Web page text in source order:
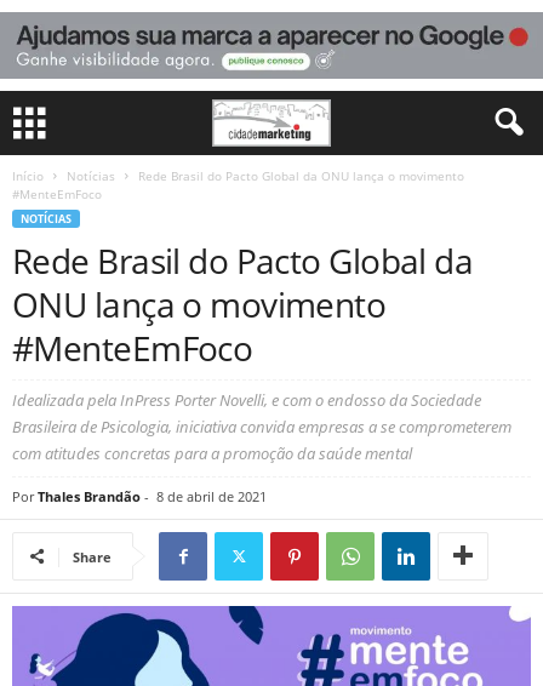
Início Notícias
Rede Brasil do Pacto Global da ONU lança o movimento
#MenteEmFoco
NOTÍCIAS
Rede Brasil do Pacto Global da
ONU lança o movimento
#MenteEmFoco
Idealizada pela InPress Porter Novelli, e com o endosso da Sociedade
Brasileira de Psicologia, iniciativa convida empresas a se comprometerem
com atitudes concretas para a promoção da saúde mental
Por Thales Brandão - 8 de abril de 2021
Share